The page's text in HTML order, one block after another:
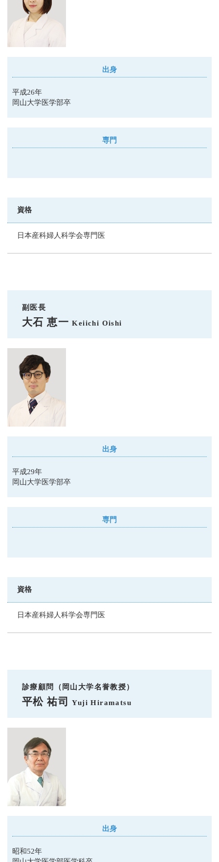
出身
平成26年
岡山大学医学部卒
専門
資格
日本産科婦人科学会専門医
副医長
大石 恵一Keiichi Oishi
出身
平成29年
岡山大学医学部卒
専門
資格
日本産科婦人科学会専門医
診療顧問（岡山大学名誉教授）
平松 祐司Yuji Hiramatsu
出身
昭和52年